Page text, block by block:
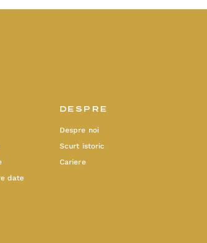
date
DESPRE
Despre noi
Scurt istoric
Cariere